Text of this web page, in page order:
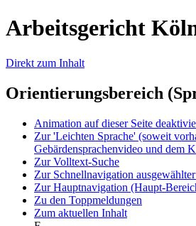
Arbeitsgericht
Direkt zum Inhalt
Orientierungsbereich
Animation auf dieser Seite
Zur 'Leichten Sprache' (soweit
Gebärdensprachenvideo und dem
Zur Volltext-Suche
Zur Schnellnavigation
Zur Hauptnavigation (Haupt-
Zu den Toppmeldungen
Zum aktuellen Inhalt